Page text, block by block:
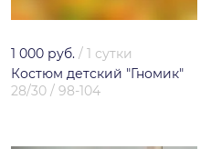
1 000 руб. / 1 сутки
Костюм детский "Гномик"
28/30 / 98-104